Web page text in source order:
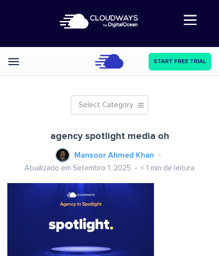
Abre a navegação
Categories START FREE TRIAL
Select Category
agency spotlight media oh
Mansoor Ahmed Khan
Atualizado em Setembro 1, 2025 < 1 min de leitura